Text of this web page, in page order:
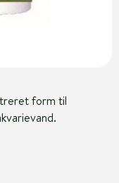
form til